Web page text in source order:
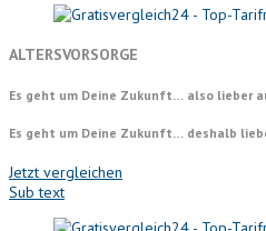
ALTERSVORSORGE
Es geht um Deine Zukunft… also lieber
Es geht um Deine Zukunft… deshalb
Jetzt vergleichen
Sub text